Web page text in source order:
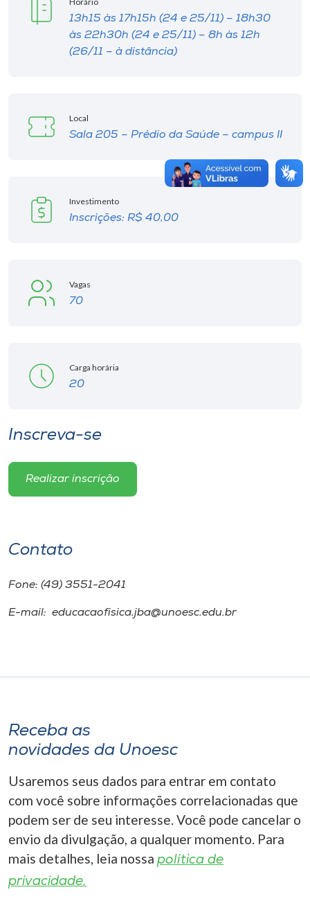
13h15 às 17h15h (24 e 25/11) – 18h30
às 22h30h (24 e 25/11) – 8h às 12h
(26/11 – à distância)
Local
Sala 205 – Prédio da Saúde – campus II
Investimento
Inscrições: R$ 40,00
Vagas
70
Carga horária
20
Inscreva-se
Realizar inscrição
Contato
Fone: (49) 3551-2041
E-mail: educacaofisica.jba@unoesc.edu.br
Receba as
novidades da Unoesc
Usaremos seus dados para entrar em contato
com você sobre informações correlacionadas que
podem ser de seu interesse. Você pode cancelar o
envio da divulgação, a qualquer momento. Para
mais detalhes, leia nossa política de
privacidade.